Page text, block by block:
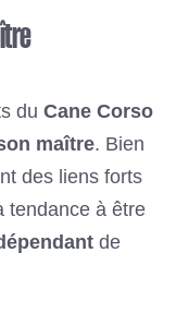
du Cane Corso
maître. Bien
des liens forts
tendance à être
de